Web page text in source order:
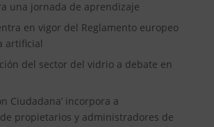
una jornada de aprendizaje
en vigor del Reglamento europeo
artificial
del sector del vidrio a debate en
Ciudadana’ incorpora a
propietarios y administradores de